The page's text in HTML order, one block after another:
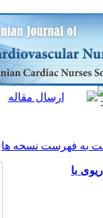
به فهرست نسخه ها
با